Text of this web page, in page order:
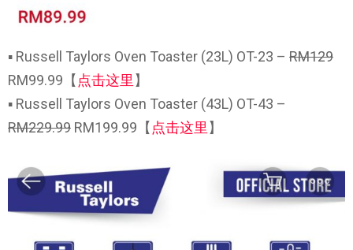
▪ Russell Taylors Oven Toaster (23L) OT-23 – RM129
RM99.99【点击这里】
▪ Russell Taylors Oven Toaster (43L) OT-43 –
RM229.99 RM199.99【点击这里】